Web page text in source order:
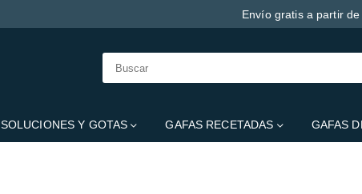
Envío gratis a partir
SOLUCIONES Y GOTAS GAFAS RECETADAS GAFAS